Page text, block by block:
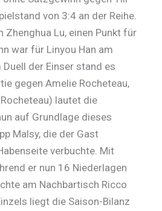
von 3:4 an der Reihe.
Lu, einen Punkt für
war für Linyou Han am
der Einser stand es
gegen Amelie Rocheteau,
lautet die
auf Grundlage dieses
Malsy, die der Gast
verbuchte. Mit
er nun 16 Niederlagen
am Nachbartisch Ricco
liegt die Saison-Bilanz